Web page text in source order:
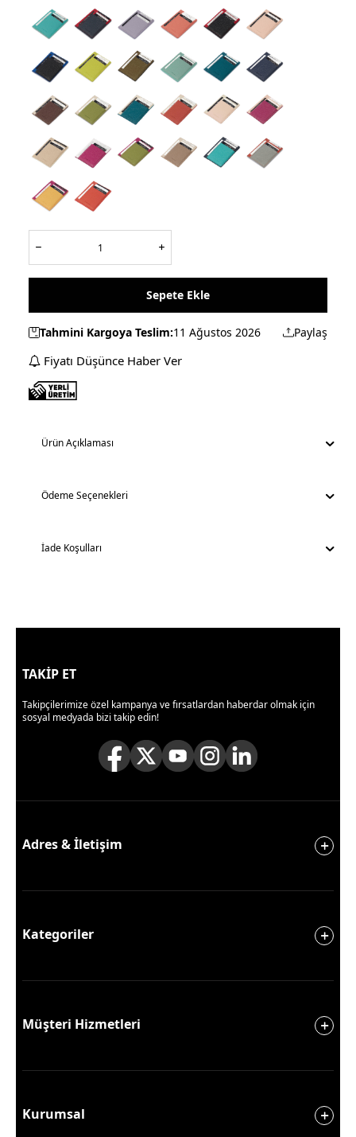
Sepete Ekle
Tahmini Kargoya Teslim:11 Ağustos 2026 Paylaş
Fiyatı Düşünce Haber Ver
Ürün Açıklaması
Ödeme Seçenekleri
İade Koşulları
TAKİP ET
Takipçilerimize özel kampanya ve fırsatlardan haberdar olmak için
sosyal medyada bizi takip edin!
Adres & İletişim
Kategoriler
Müşteri Hizmetleri
Kurumsal